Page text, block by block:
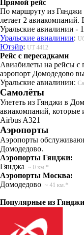
Прямой рейс
По маршруту из Гянджи
летает 2
Уральские авиалинии -
Уральские авиалинии:
Ютэйр: UT 4412
Рейс с пересадками
Авиабилеты на рейсы с
аэропорт Домодедово
Уральские авиалинии:
Самолёты
Улететь из Гянджи в
авиакомпаний, которые
Airbus A321
Аэропорты
Аэропорты
Домодедово.
Аэропорты Гянджи:
Гянджа ~ 0 км.*
Аэропорты Москва:
Домодедово ~ 41 км.*
Популярные из Гянджи